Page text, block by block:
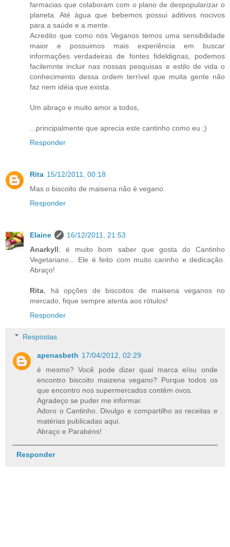
farmacias que colaboram com o plano de despopularizar o
planeta. Até água que bebemos possui aditivos nocivos
para a saúde e a mente.
Acredito que como nós Veganos temos uma sensibilidade
maior e possuimos mais experiência em buscar
informações verdadeiras de fontes fideldignas, podemos
facilemnte incluir nas nossas pesquisas e estilo de vida o
conhecimento dessa ordem terrível que muita gente não
faz nem idéia que exista.
Um abraço e muito amor a todos,
...principalmente que aprecia este cantinho como eu ;)
Responder
Rita 15/12/2011, 00:18
Mas o biscoito de maisena não é vegano.
Responder
Elaine
16/12/2011, 21:53
Anarkyll , é muito bom saber que gosta do Cantinho
Vegetariano... Ele é feito com muito carinho e dedicação.
Abraço!
Rita , há opções de biscoitos de maisena veganos no
mercado, fique sempre atenta aos rótulos!
Responder
Respostas
apenasbeth 17/04/2012, 02:29
é mesmo? Você pode dizer qual marca e/ou onde
encontro biscoito maizena vegano? Porque todos os
que encontro nos supermercados contêm ovos.
Agradeço se puder me informar.
Adoro o Cantinho. Divulgo e compartilho as receitas e
matérias publicadas aqui.
Abraço e Parabéns!
Responder